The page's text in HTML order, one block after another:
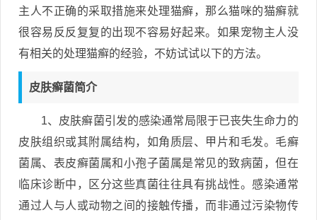
主人不正确的采取措施来处理猫癣，那么猫咪的猫癣就
很容易反反复复的出现不容易好起来。如果宠物主人没
有相关的处理猫癣的经验，不妨试试以下的方法。
皮肤癣菌简介
1、皮肤癣菌引发的感染通常局限于已丧失生命力的
皮肤组织或其附属结构，如角质层、甲片和毛发。毛癣
菌属、表皮癣菌属和小孢子菌属是常见的致病菌，但在
临床诊断中，区分这些真菌往往具有挑战性。感染通常
通过人与人或动物之间的接触传播，而非通过污染物传